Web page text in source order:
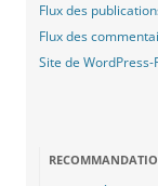
Flux des
Flux des
Site de WordPress-